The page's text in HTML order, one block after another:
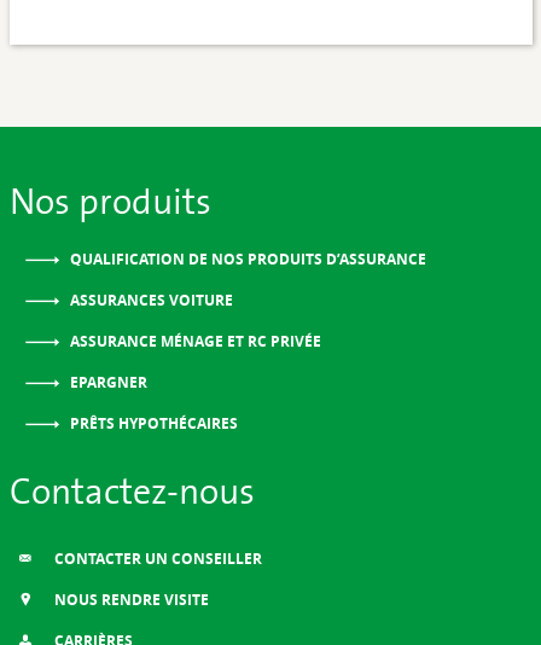
Nos produits
QUALIFICATION DE NOS PRODUITS D’ASSURANCE
ASSURANCES VOITURE
ASSURANCE MÉNAGE ET RC PRIVÉE
EPARGNER
PRÊTS HYPOTHÉCAIRES
Contactez-nous
CONTACTER UN CONSEILLER
NOUS RENDRE VISITE